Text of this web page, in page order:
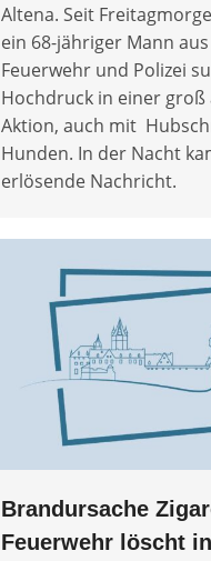
Altena. Seit
ein 68-jähriger Mann
Feuerwehr und Polizei
Hochdruck in einer groß
Aktion, auch mit
Hunden. In der Nacht
erlösende Nachricht.
Brandursache
Feuerwehr löscht